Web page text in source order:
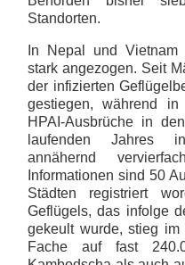
Standorten.
In Nepal und Vietnam
stark angezogen. Seit
der infizierten
gestiegen, während
HPAI-Ausbrüche in
laufenden Jahres
annähernd
Informationen sind 50
Städten registriert
Geflügels, das infolge
gekeult wurde, stieg
Fache auf fast